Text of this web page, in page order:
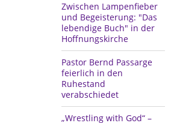
Zwischen Lampenfieber
und Begeisterung: "Das
lebendige Buch" in der
Hoffnungskirche
Pastor Bernd Passarge
feierlich in den
Ruhestand
verabschiedet
„Wrestling with God“ –